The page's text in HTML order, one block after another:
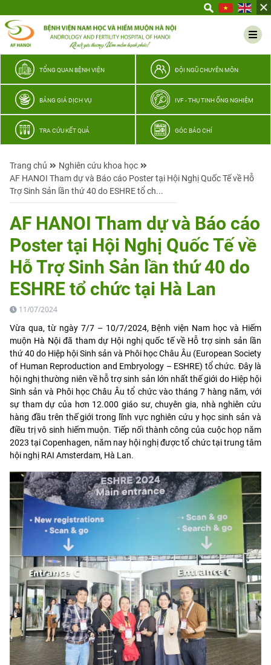
thương
TỔNG QUAN BỆNH VIỆN ĐỘI NGŨ CHUYÊN MÔN
BẢNG GIÁ DỊCH VỤ IVF - THỤ TINH ỐNG NGHIỆM
TRA CỨU KẾT QUẢ GÓC BÁO CHÍ
Trang chủ
Nghiên cứu khoa học
AF HANOI Tham dự và Báo cáo Poster tại Hội Nghị Quốc Tế về Hỗ
Trợ Sinh Sản lần thứ 40 do ESHRE tổ ch...
AF HANOI Tham dự và Báo cáo
Poster tại Hội Nghị Quốc Tế về
Hỗ Trợ Sinh Sản lần thứ 40 do
ESHRE tổ chức tại Hà Lan
11/07/2024
Vừa qua, từ ngày 7/7 – 10/7/2024, Bệnh viện Nam học và Hiếm
muộn Hà Nội đã tham dự Hội nghị quốc tế về Hỗ trợ sinh sản lần
thứ 40 do Hiệp hội Sinh sản và Phôi học Châu Âu (European Society
of Human Reproduction and Embryology – ESHRE) tổ chức. Đây là
hội nghị thường niên về hỗ trợ sinh sản lớn nhất thế giới do Hiệp hội
Sinh sản và Phôi học Châu Âu tổ chức vào tháng 7 hàng năm, với
sự tham dự của hơn 12.000 giáo sư, chuyên gia, nhà nghiên cứu
hàng đầu trên thế giới trong lĩnh vực nghiên cứu y học sinh sản và
điều trị vô sinh hiếm muộn. Tiếp nối thành công của cuộc họp năm
2023 tại Copenhagen, năm nay hội nghị được tổ chức tại trung tâm
hội nghị RAI Amsterdam, Hà Lan.